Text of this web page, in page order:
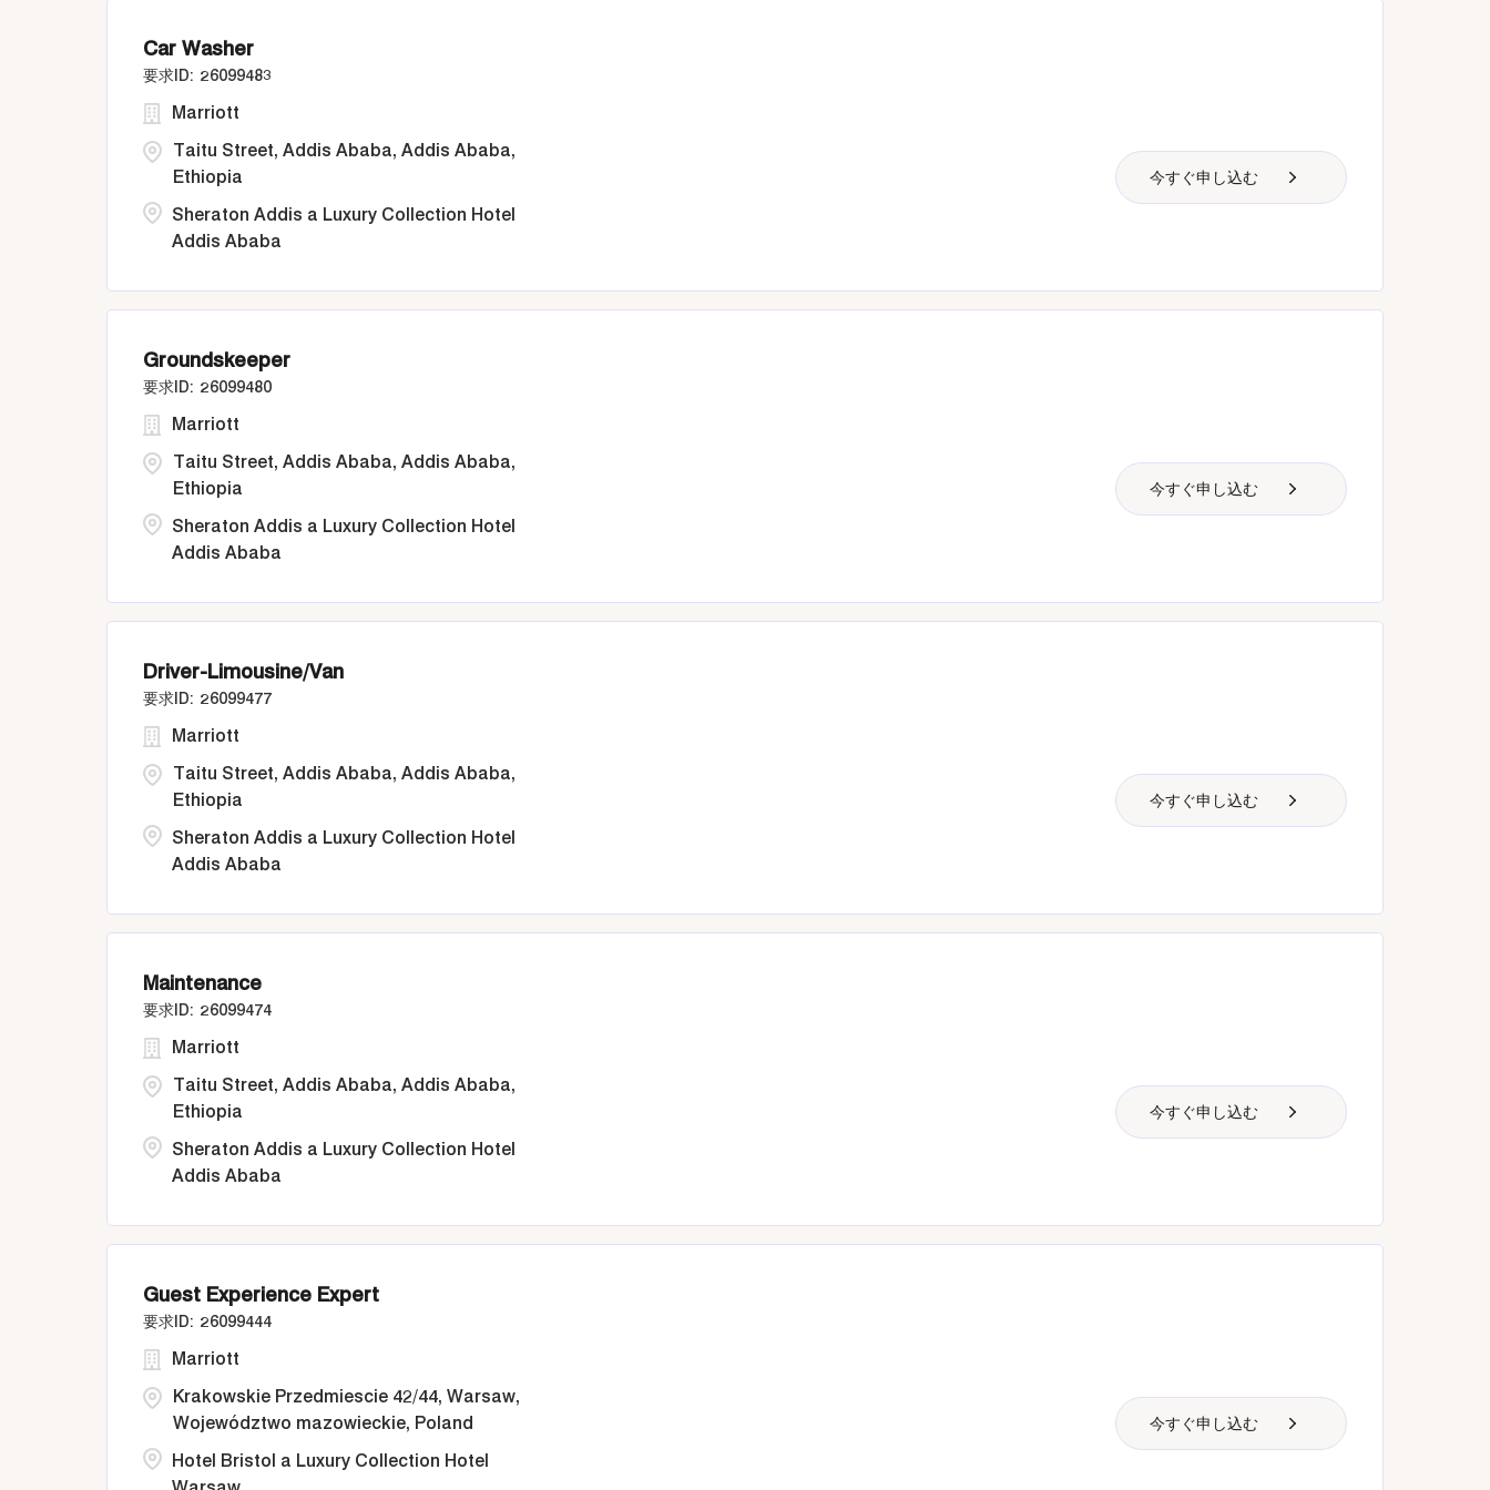
Car Washer
26099483
Taitu Street, Addis Ababa, Addis Ababa,
Ethiopia
Marriott
Sheraton Addis a Luxury Collection Hotel
Addis Ababa
今すぐ申し込む
Groundskeeper
26099480
Taitu Street, Addis Ababa, Addis Ababa,
Ethiopia
Marriott
Sheraton Addis a Luxury Collection Hotel
Addis Ababa
今すぐ申し込む
Driver-Limousine/Van
26099477
Taitu Street, Addis Ababa, Addis Ababa,
Ethiopia
Marriott
Sheraton Addis a Luxury Collection Hotel
Addis Ababa
今すぐ申し込む
Maintenance
26099474
Taitu Street, Addis Ababa, Addis Ababa,
Ethiopia
Marriott
Sheraton Addis a Luxury Collection Hotel
Addis Ababa
今すぐ申し込む
Guest Experience Expert
26099444
Krakowskie Przedmiescie 42/44, Warsaw,
Województwo mazowieckie, Poland
Marriott
Hotel Bristol a Luxury Collection Hotel
今すぐ申し込む